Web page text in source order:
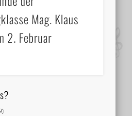
Mag. Klaus
2. Februar